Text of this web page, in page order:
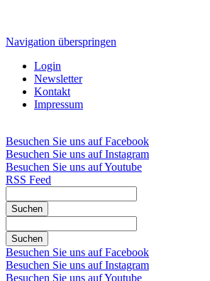
Navigation überspringen
Login
Newsletter
Kontakt
Impressum
Besuchen Sie uns auf Facebook
Besuchen Sie uns auf Instagram
Besuchen Sie uns auf Youtube
RSS Feed
Suchen
Suchen
Besuchen Sie uns auf Facebook
Besuchen Sie uns auf Instagram
Besuchen Sie uns auf Youtube